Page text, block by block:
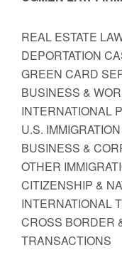
REAL ESTATE
DEPORTATION
GREEN CARD
BUSINESS &
INTERNATIONAL
U.S.
BUSINESS &
OTHER
CITIZENSHIP &
INTERNATIONAL
CROSS BORDER
TRANSACTIONS